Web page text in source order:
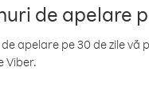
de apelare
de apelare pe 30 de zile
Viber.